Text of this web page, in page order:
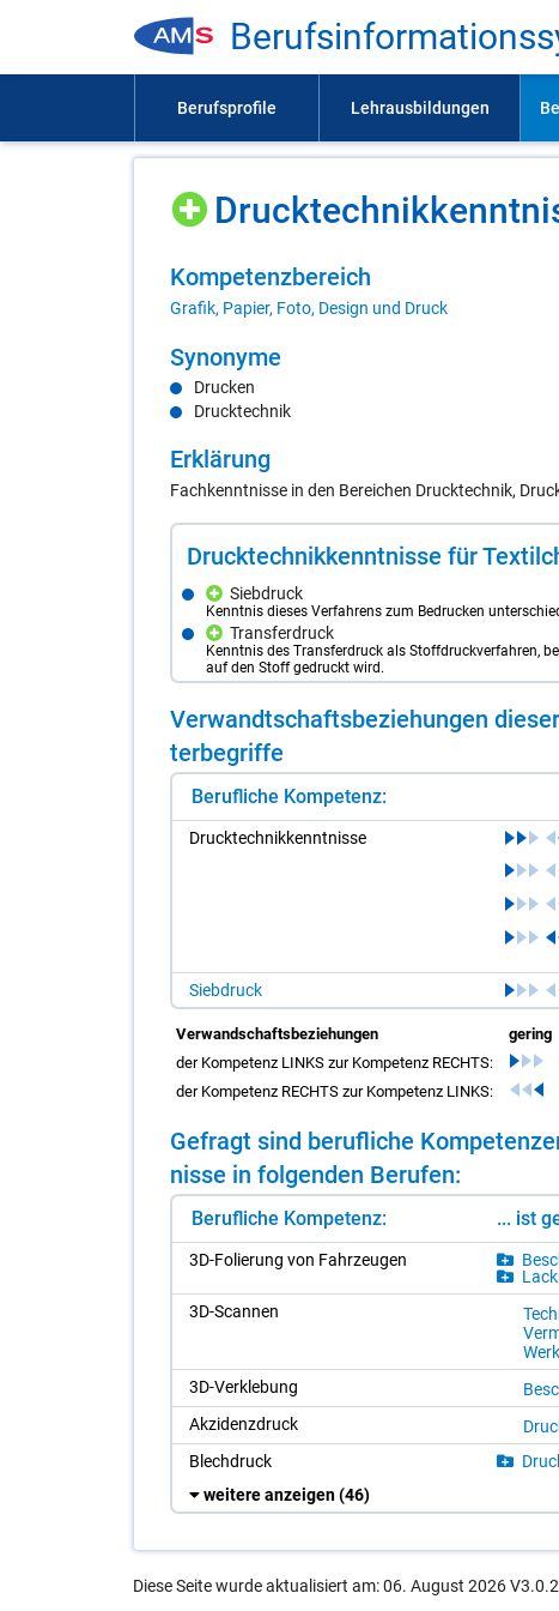
Kom­pe­tenz­be­reich
Grafik, Papier, Foto, Design und Druck
Syn­ony­me
Drucken
Drucktechnik
Er­klä­rung
Fachkenntnisse in den Bereichen Drucktechnik,
Druck­tech­nik­kennt­nis­se für
Siebdruck
Kenntnis dieses Verfahrens zum Bedrucken
Transferdruck
Kenntnis des Transferdruck als Stoffdruckverfahren,
auf den Stoff gedruckt wird.
Ver­wandt­schafts­be­zie­hun­gen
ter­be­grif­fe
Berufliche Kompetenz:
Druck­tech­nik­kennt­nis­se
Siebdruck
Verwandschaftsbeziehungen gering
der Kompetenz LINKS zur Kompetenz RECHTS:
der Kompetenz RECHTS zur Kompetenz LINKS:
Ge­fragt sind be­ruf­li­che
nis­se in fol­gen­den Be­ru­fen:
Berufliche Kompetenz: ... ist
3D-Fo­li­e­rung von Fahr­zeu­gen
3D-Scan­nen
3D-Ver­kle­bung
Ak­zi­denz­druck
Blech­druck
weitere anzeigen(46)
Diese Seite wurde aktualisiert am: 06. August 2026